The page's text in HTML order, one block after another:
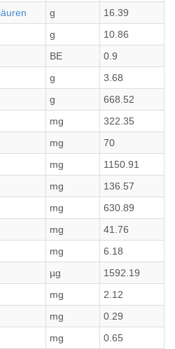
g
16.39
g
10.86
BE
0.9
g
3.68
g
668.52
mg
322.35
mg
70
mg
1150.91
mg
136.57
mg
630.89
mg
41.76
mg
6.18
µg
1592.19
mg
2.12
mg
0.29
mg
0.65